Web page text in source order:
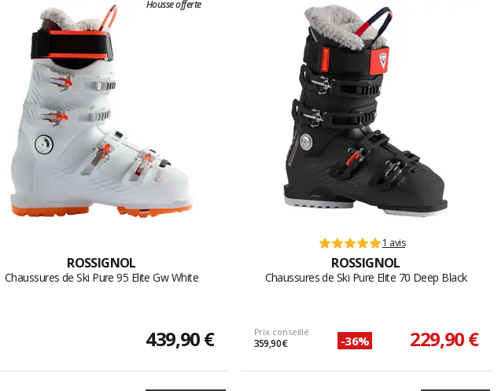
Housse offerte
ROSSIGNOL
Chaussures de Ski Pure 95 Elite Gw White
439,90 €
1 avis
ROSSIGNOL
Chaussures de Ski Pure Elite 70 Deep Black
Prix conseillé
359,90 € -36% 229,90 €